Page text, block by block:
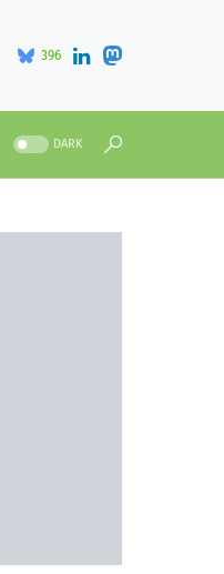
396
DARK